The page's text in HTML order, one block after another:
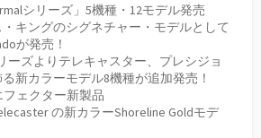
シリーズ」5機種・12モデル発売
キングのシグネチャー・モデルとして
が発売！
ーズよりテレキャスター、プレシジョ
新カラーモデル8機種が追加発売！
ェクター新製品
の新カラーShoreline Goldモデ